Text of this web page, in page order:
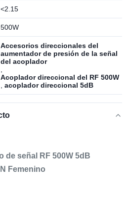
<2.15
500W
Accesorios direccionales del
aumentador de presión de la señal
del acoplador
Acoplador direccional del RF 500W
acoplador direccional 5dB
de señal RF 500W 5dB
Femenino